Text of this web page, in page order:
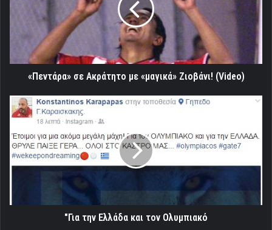
Ζιοβάνι!
«Πεντάρα» σε Ακράτητο με «μαγικά» Ζιοβάνι! (Video)
"Για
την
και
τον
Ολυμπιακό
"Για την Ελλάδα και τον Ολυμπιακό